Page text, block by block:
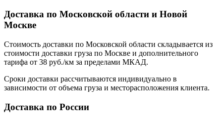
Доставка по Московской области и Новой
Москве
Стоимость доставки по Московской области складывается из
стоимости доставки груза по Москве и дополнительного
тарифа от 38 руб./км за пределами МКАД.
Сроки доставки рассчитываются индивидуально в
зависимости от объема груза и месторасположения клиента.
Доставка по России